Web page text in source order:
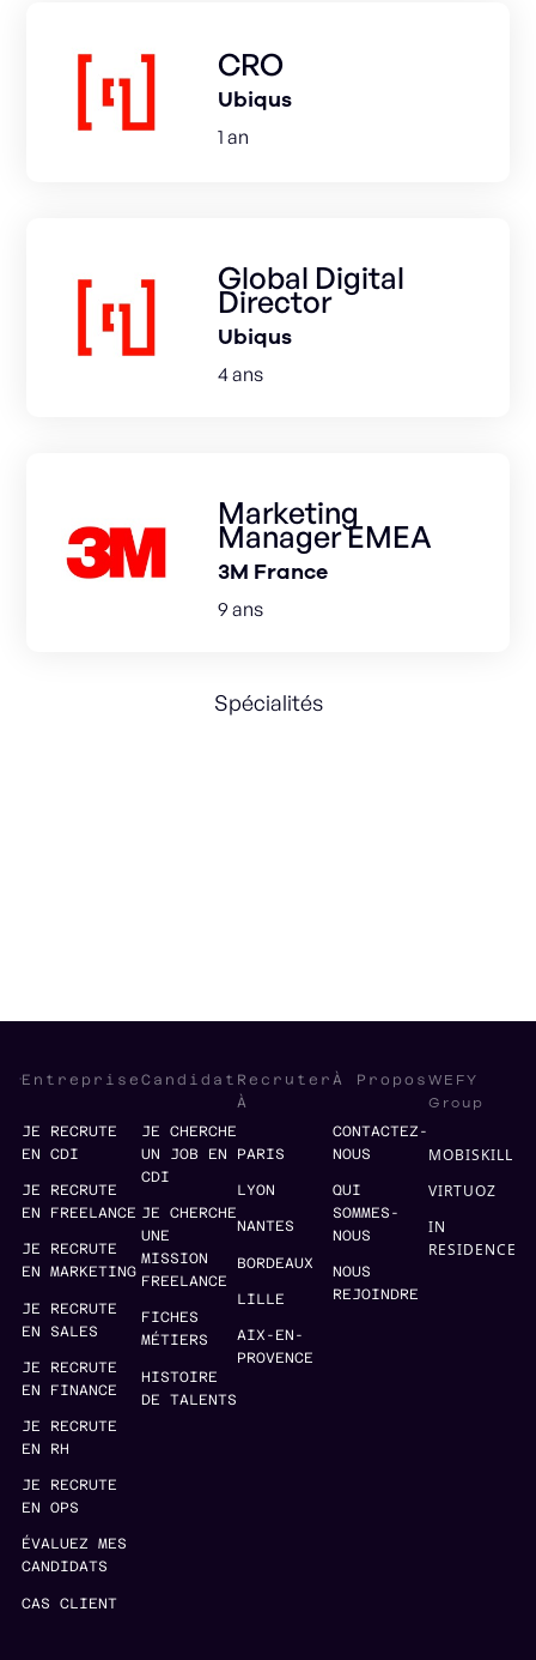
CRO
Ubiqus
1 an
Global Digital
Director
Ubiqus
4 ans
Marketing
Manager EMEA
3M France
9 ans
Spécialités
Entreprise
JE RECRUTE
EN CDI
JE RECRUTE
EN FREELANCE
JE RECRUTE
EN MARKETING
JE RECRUTE
EN SALES
JE RECRUTE
EN FINANCE
JE RECRUTE
EN RH
JE RECRUTE
EN OPS
ÉVALUEZ MES
CANDIDATS
CAS CLIENT
Candidat
JE CHERCHE
UN JOB EN
CDI
JE CHERCHE
UNE
MISSION
FREELANCE
FICHES
MÉTIERS
HISTOIRE
DE TALENTS
Recruter
À
PARIS
LYON
NANTES
BORDEAUX
LILLE
AIX-EN-
PROVENCE
À Propos
CONTACTEZ-
NOUS
QUI
SOMMES-
NOUS
NOUS
REJOINDRE
WEFY
Group
MOBISKILL
VIRTUOZ
IN
RESIDENCE